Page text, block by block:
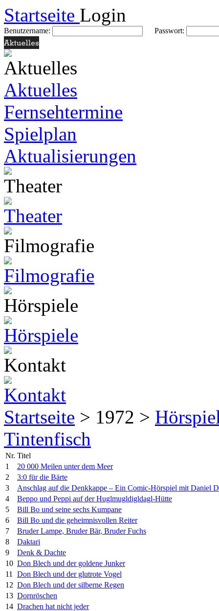
Startseite Login
Benutzername: Passwort:
Aktuelles
Fernsehtermine
Spielplan
Aktualisierungen
Startseite > 1972 >
Tintenfisch
Nr. Titel
1
20 000 Meilen unter dem Meer
2
3:0 für die Bärte
3
Anschlag auf die Denkkappe – Ein Comic-Hörspiel mit Daniel
4
Beppo und Peppi auf der Huglmugldigldagl-Hütte
5
Bill Bo und seine sechs Kumpane
6
Bill Bo und die geheimnisvollen Reiter
7
Bruder Lampe, Bruder Bär, Bruder Fuchs
8
Daktari
9
Denk & Dachte
10 Don Blech und der goldene Junker
11
Don Blech und der glutrote Vogel
12 Don Blech und der silberne Regen
13 Dornröschen
14 Drachen hat nicht jeder